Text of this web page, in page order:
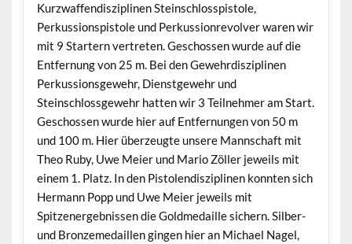
Kurzwaffendisziplinen Steinschlosspistole,
Perkussionspistole und Perkussionrevolver waren wir
mit 9 Startern vertreten. Geschossen wurde auf die
Entfernung von 25 m. Bei den Gewehrdisziplinen
Perkussionsgewehr, Dienstgewehr und
Steinschlossgewehr hatten wir 3 Teilnehmer am Start.
Geschossen wurde hier auf Entfernungen von 50 m
und 100 m. Hier überzeugte unsere Mannschaft mit
Theo Ruby, Uwe Meier und Mario Zöller jeweils mit
einem 1. Platz. In den Pistolendisziplinen konnten sich
Hermann Popp und Uwe Meier jeweils mit
Spitzenergebnissen die Goldmedaille sichern. Silber-
und Bronzemedaillen gingen hier an Michael Nagel,